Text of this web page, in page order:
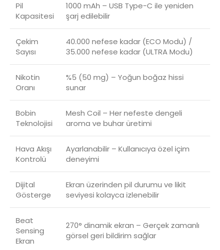
Pil
Kapasitesi
1000 mAh – USB Type-C ile yeniden
şarj edilebilir
Çekim
Sayısı
40.000 nefese kadar (ECO Modu) /
35.000 nefese kadar (ULTRA Modu)
Nikotin
Oranı
%5 (50 mg) – Yoğun boğaz hissi
sunar
Bobin
Teknolojisi
Mesh Coil – Her nefeste dengeli
aroma ve buhar üretimi
Hava Akışı
Kontrolü
Ayarlanabilir – Kullanıcıya özel içim
deneyimi
Dijital
Gösterge
Ekran üzerinden pil durumu ve likit
seviyesi kolayca izlenebilir
Beat
Sensing
Ekran
270° dinamik ekran – Gerçek zamanlı
görsel geri bildirim sağlar